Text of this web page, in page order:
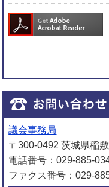
議会事務局
〒300-0492 茨城県稲
電話番号：029-885-
ファクス番号：029-